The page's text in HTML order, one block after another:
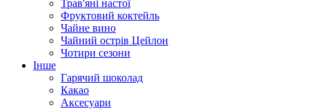
Трав'яні настої
Фруктовий коктейль
Чайне вино
Чайний острів Цейлон
Чотири сезони
Інше
Гарячий шоколад
Какао
Аксесуари